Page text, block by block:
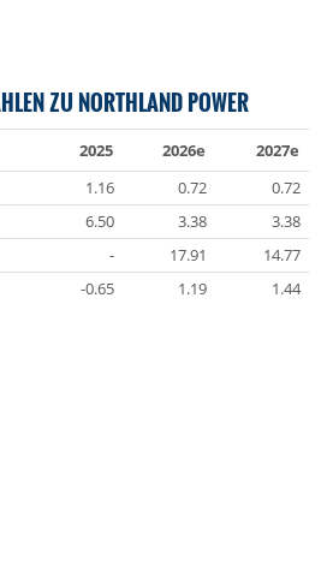
ZU NORTHLAND POWER
2025 2026e
2027e
1.16 0.72
0.72
6.50 3.38
3.38
- 17.91
14.77
-0.65 1.19 1.44